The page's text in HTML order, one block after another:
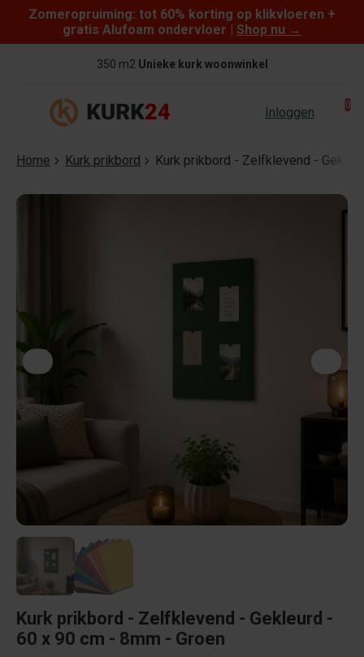
Skip to content
Zomeropruiming: tot 60% korting op klikvloeren +
gratis Alufoam ondervloer | Shop nu →
350 m2 Unieke kurk woonwinkel
Inloggen 0
Home Kurk prikbord Kurk prikbord - Zelfklevend -
Kurk prikbord - Zelfklevend - Gekleurd -
60 x 90 cm - 8mm - Groen